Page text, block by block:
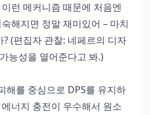
런 메커니즘 때문에 처음엔
해지면 정말 재미있어 – 마치
(편집자 관찰: 네페르의 디자
능성을 열어준다고 봐.)
해를 중심으로 DPS를 유지하
너지 충전이 우수해서 원소